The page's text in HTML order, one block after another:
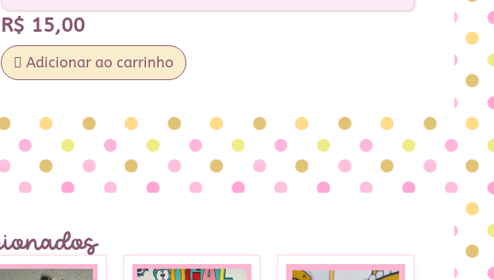
R$ 15,00
Adicionar ao carrinho